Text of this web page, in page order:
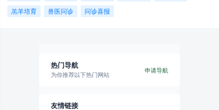
羔羊培育
兽医问诊 问诊喜报
热门导航
为你推荐以下热门网站
申请导航
友情链接